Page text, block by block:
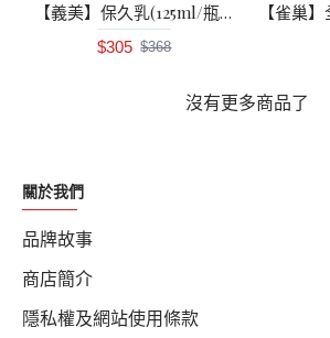
【義美】保久乳(125ml/瓶)*24瓶(原味)
$305 $368
沒有更多商品了
關於我們
品牌故事
商店簡介
隱私權及網站使用條款